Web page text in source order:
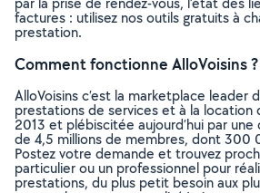
factures : utilisez nos outils gratuits à
prestation.
Comment fonctionne AlloVoisins ?
AlloVoisins c’est la marketplace leader
prestations de services et à la
2013 et plébiscitée aujourd’hui par
de 4,5 millions de membres, dont 300
Postez votre demande et trouvez
particulier ou un professionnel pour
prestations, du plus petit besoin aux